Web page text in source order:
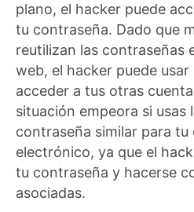
plano, el hacker puede
tu contraseña. Dado que
reutilizan las contraseñas
web, el hacker puede
acceder a tus otras
situación empeora si usas
contraseña similar para
electrónico, ya que el
tu contraseña y hacerse
asociadas.